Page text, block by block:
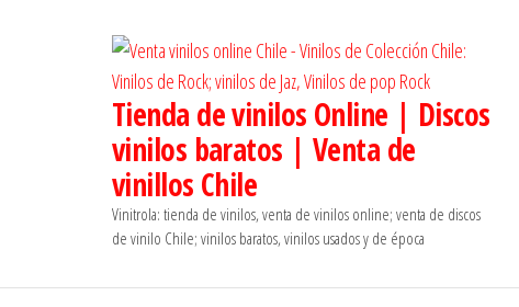
Tienda de vinilos Online | Discos
vinilos baratos | Venta de
vinillos Chile
Vinitrola: tienda de vinilos, venta de vinilos online; venta de discos
de vinilo Chile; vinilos baratos, vinilos usados y de época